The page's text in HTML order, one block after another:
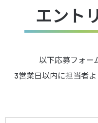
エント
以下応募フォー
3営業日以内に担当者よ